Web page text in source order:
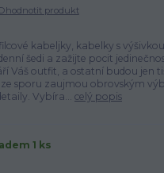
produkt
kabeljky, kabelky s
šedi a zažijte pocit
Váš outfit, a ostatní budou jen
sporu zaujmou obrovským
Vybíra... celý popis
1 ks